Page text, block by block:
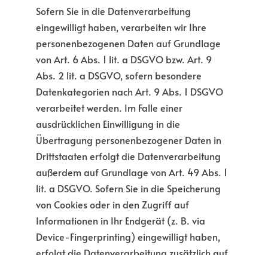
Sofern Sie in die Datenverarbeitung
eingewilligt haben, verarbeiten wir Ihre
personenbezogenen Daten auf Grundlage
von Art. 6 Abs. 1 lit. a DSGVO bzw. Art. 9
Abs. 2 lit. a DSGVO, sofern besondere
Datenkategorien nach Art. 9 Abs. 1 DSGVO
verarbeitet werden. Im Falle einer
ausdrücklichen Einwilligung in die
Übertragung personenbezogener Daten in
Drittstaaten erfolgt die Datenverarbeitung
außerdem auf Grundlage von Art. 49 Abs. 1
lit. a DSGVO. Sofern Sie in die Speicherung
von Cookies oder in den Zugriff auf
Informationen in Ihr Endgerät (z. B. via
Device-Fingerprinting) eingewilligt haben,